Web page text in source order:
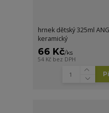
hrnek dětský 325ml
keramický
66 Kč/ks
54 Kč bez DPH